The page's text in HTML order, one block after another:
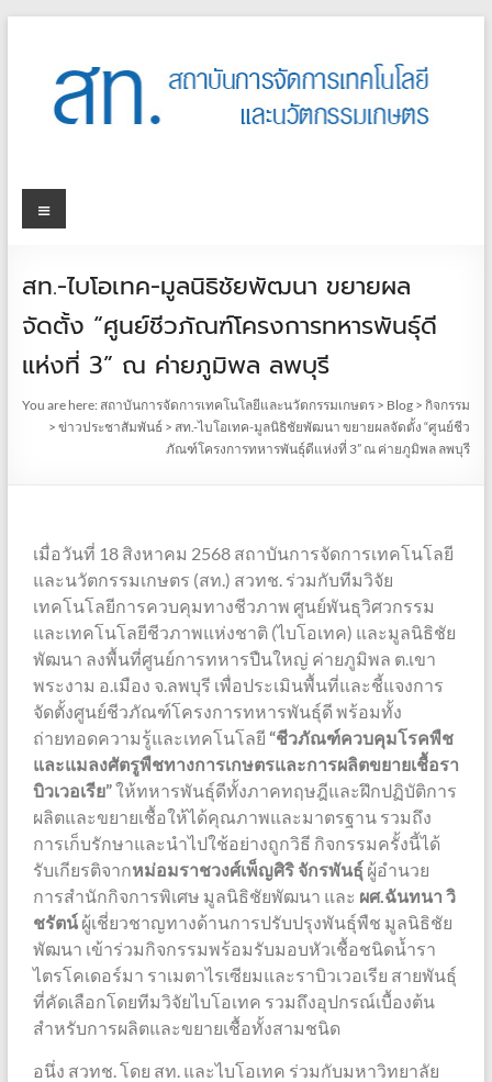
สท.-ไบโอเทค-มูลนิธิชัยพัฒนา ขยายผล
จัดตั้ง “ศูนย์ชีวภัณฑ์โครงการทหารพันธุ์ดี
แห่งที่ 3” ณ ค่ายภูมิพล ลพบุรี
You are here: สถาบันการจัดการเทคโนโลยีและนวัตกรรมเกษตร > Blog >กิจกรรม
>ข่าวประชาสัมพันธ์ > สท.-ไบโอเทค-มูลนิธิชัยพัฒนา ขยายผลจัดตั้ง “ศูนย์ชีว
ภัณฑ์โครงการทหารพันธุ์ดีแห่งที่ 3” ณ ค่ายภูมิพล ลพบุรี
เมื่อวันที่ 18 สิงหาคม 2568 สถาบันการจัดการเทคโนโลยี
และนวัตกรรมเกษตร (สท.) สวทช. ร่วมกับทีมวิจัย
เทคโนโลยีการควบคุมทางชีวภาพ ศูนย์พันธุวิศวกรรม
และเทคโนโลยีชีวภาพแห่งชาติ (ไบโอเทค) และมูลนิธิชัย
พัฒนา ลงพื้นที่ศูนย์การทหารปืนใหญ่ ค่ายภูมิพล ต.เขา
พระงาม อ.เมือง จ.ลพบุรี เพื่อประเมินพื้นที่และชี้แจงการ
จัดตั้งศูนย์ชีวภัณฑ์โครงการทหารพันธุ์ดี พร้อมทั้ง
ถ่ายทอดความรู้และเทคโนโลยี “ชีวภัณฑ์ควบคุมโรคพืช
และแมลงศัตรูพืชทางการเกษตรและการผลิตขยายเชื้อรา
บิวเวอเรีย”ให้ทหารพันธุ์ดีทั้งภาคทฤษฎีและฝึกปฏิบัติการ
ผลิตและขยายเชื้อให้ได้คุณภาพและมาตรฐาน รวมถึง
การเก็บรักษาและนำไปใช้อย่างถูกวิธี กิจกรรมครั้งนี้ได้
รับเกียรติจากหม่อมราชวงศ์เพ็ญศิริ จักรพันธุ์ผู้อำนวย
การสำนักกิจการพิเศษ มูลนิธิชัยพัฒนา และ ผศ.ฉันทนา วิ
ชรัตน์ผู้เชี่ยวชาญทางด้านการปรับปรุงพันธุ์พืช มูลนิธิชัย
พัฒนา เข้าร่วมกิจกรรมพร้อมรับมอบหัวเชื้อชนิดน้ำรา
ไตรโคเดอร์มา ราเมตาไรเซียมและราบิวเวอเรีย สายพันธุ์
ที่คัดเลือกโดยทีมวิจัยไบโอเทค รวมถึงอุปกรณ์เบื้องต้น
สำหรับการผลิตและขยายเชื้อทั้งสามชนิด
อนึ่ง สวทช. โดย สท. และไบโอเทค ร่วมกับมหาวิทยาลัย